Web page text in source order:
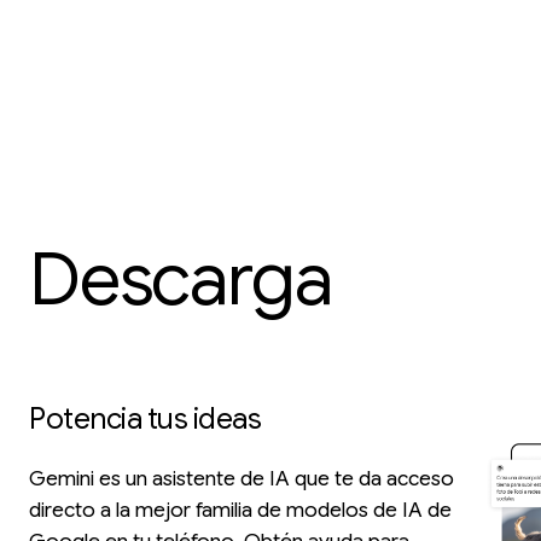
Descarga
Potencia tus ideas
Gemini es un asistente de IA que te da acceso
directo a la mejor familia de modelos de IA de